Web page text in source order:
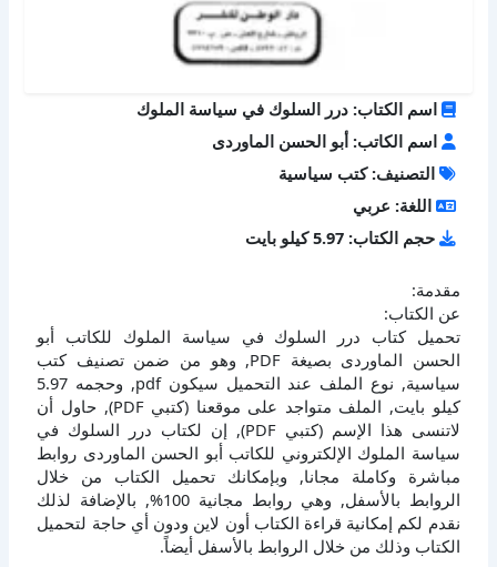
اسم الكتاب: درر السلوك في سياسة الملوك
اسم الكاتب: أبو الحسن الماوردى
التصنيف: كتب سياسية
اللغة: عربي
حجم الكتاب: 5.97 كيلو بايت
مقدمة:
عن الكتاب:
تحميل كتاب درر السلوك في سياسة الملوك للكاتب أبو
الحسن الماوردى بصيغة PDF, وهو من ضمن تصنيف كتب
سياسية, نوع الملف عند التحميل سيكون pdf, وحجمه 5.97
كيلو بايت, الملف متواجد على موقعنا (كتبي PDF), حاول أن
لاتنسى هذا الإسم (كتبي PDF), إن لكتاب درر السلوك في
سياسة الملوك الإلكتروني للكاتب أبو الحسن الماوردى روابط
مباشرة وكاملة مجانا, وبإمكانك تحميل الكتاب من خلال
الروابط بالأسفل, وهي روابط مجانية 100%, بالإضافة لذلك
نقدم لكم إمكانية قراءة الكتاب أون لاين ودون أي حاجة لتحميل
الكتاب وذلك من خلال الروابط بالأسفل أيضاً.